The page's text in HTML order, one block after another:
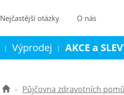
Nejčastější otázky O nás
| Výprodej | AKCE a
Půjčovna zdravotních